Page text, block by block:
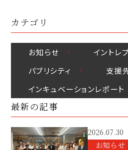
カテゴリ
お知らせ
イントレ
パブリシティ
⽀援
インキュベーションレポート
最新の記事
2026.07.30
お知らせ